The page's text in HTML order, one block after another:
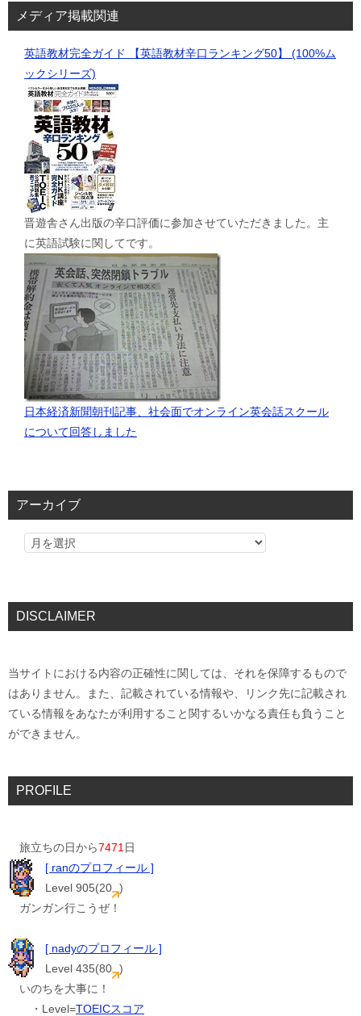
メディア掲載関連
英語教材完全ガイド 【英語教材辛口ランキング50】 (100%ム
ックシリーズ)
晋遊舎さん出版の辛口評価に参加させていただきました。主
に英語試験に関してです。
日本経済新聞朝刊記事、社会面でオンライン英会話スクール
について回答しました
アーカイブ
DISCLAIMER
当サイトにおける内容の正確性に関しては、それを保障するもので
はありません。また、記載されている情報や、リンク先に記載され
ている情報をあなたが利用すること関するいかなる責任も負うこと
ができません。
PROFILE
旅立ちの日から7471 日
[ ranのプロフィール ]
Level 905(20 )
ガンガン行こうぜ！
[ nadyのプロフィール ]
Level 435(80 )
いのちを大事に！
・Level=TOEICスコア